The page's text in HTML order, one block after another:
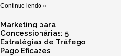
Continue lendo »
Marketing para
Concessionárias: 5
Estratégias de Tráfego
Pago Eficazes